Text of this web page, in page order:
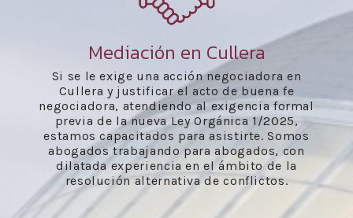
Mediación en Cullera
Si se le exige una acción negociadora en
Cullera y justificar el acto de buena fe
negociadora, atendiendo al exigencia formal
previa de la nueva Ley Orgánica 1/2025,
estamos capacitados para asistirte. Somos
abogados trabajando para abogados, con
dilatada experiencia en el ámbito de la
resolución alternativa de conflictos.